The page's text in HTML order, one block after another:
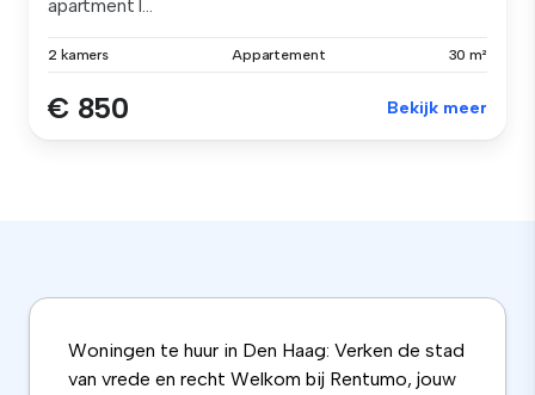
apartment l...
2 kamers Appartement 30 m²
€ 850 Bekijk meer
Woningen te huur in Den Haag: Verken de stad
van vrede en recht Welkom bij Rentumo, jouw